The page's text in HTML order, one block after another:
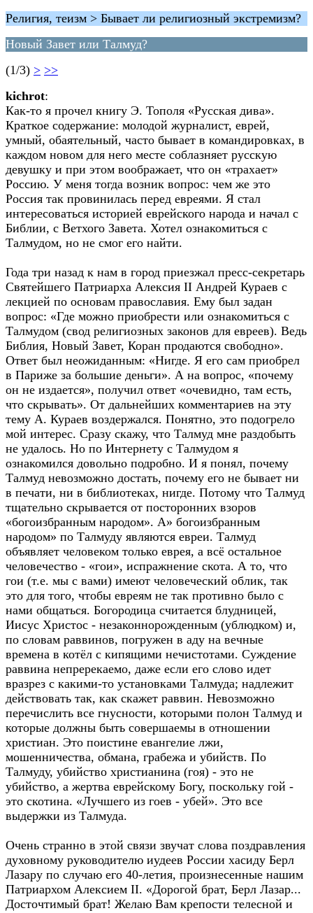
Религия, теизм > Бывает ли религиозный экстремизм?
Новый Завет или Талмуд?
(1/3) > >>
kichrot:
Как-то я прочел книгу Э. Тополя «Русская дива».
Краткое содержание: молодой журналист, еврей,
умный, обаятельный, часто бывает в командировках, в
каждом новом для него месте соблазняет русскую
девушку и при этом воображает, что он «трахает»
Россию. У меня тогда возник вопрос: чем же это
Россия так провинилась перед евреями. Я стал
интересоваться историей еврейского народа и начал с
Библии, с Ветхого Завета. Хотел ознакомиться с
Талмудом, но не смог его найти.
Года три назад к нам в город приезжал пресс-секретарь
Святейшего Патриарха Алексия II Андрей Кураев с
лекцией по основам православия. Ему был задан
вопрос: «Где можно приобрести или ознакомиться с
Талмудом (свод религиозных законов для евреев). Ведь
Библия, Новый Завет, Коран продаются свободно».
Ответ был неожиданным: «Нигде. Я его сам приобрел
в Париже за большие деньги». А на вопрос, «почему
он не издается», получил ответ «очевидно, там есть,
что скрывать». От дальнейших комментариев на эту
тему А. Кураев воздержался. Понятно, это подогрело
мой интерес. Сразу скажу, что Талмуд мне раздобыть
не удалось. Но по Интернету с Талмудом я
ознакомился довольно подробно. И я понял, почему
Талмуд невозможно достать, почему его не бывает ни
в печати, ни в библиотеках, нигде. Потому что Талмуд
тщательно скрывается от посторонних взоров
«богоизбранным народом». А» богоизбранным
народом» по Талмуду являются евреи. Талмуд
объявляет человеком только еврея, а всё остальное
человечество - «гои», испражнение скота. А то, что
гои (т.е. мы с вами) имеют человеческий облик, так
это для того, чтобы евреям не так противно было с
нами общаться. Богородица считается блудницей,
Иисус Христос - незаконнорожденным (ублюдком) и,
по словам раввинов, погружен в аду на вечные
времена в котёл с кипящими нечистотами. Суждение
раввина непререкаемо, даже если его слово идет
вразрез с какими-то установками Талмуда; надлежит
действовать так, как скажет раввин. Невозможно
перечислить все гнусности, которыми полон Талмуд и
которые должны быть совершаемы в отношении
христиан. Это поистине евангелие лжи,
мошенничества, обмана, грабежа и убийств. По
Талмуду, убийство христианина (гоя) - это не
убийство, а жертва еврейскому Богу, поскольку гой -
это скотина. «Лучшего из гоев - убей». Это все
выдержки из Талмуда.
Очень странно в этой связи звучат слова поздравления
духовному руководителю иудеев России хасиду Берл
Лазару по случаю его 40-летия, произнесенные нашим
Патриархом Алексием II. «Дорогой брат, Берл Лазар...
Досточтимый брат! Желаю Вам крепости телесной и